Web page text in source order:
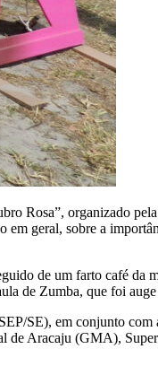
Rosa”, organizado
geral, sobre a
de um farto café da
de Zumba, que foi
SE), em conjunto
de Aracaju (GMA),